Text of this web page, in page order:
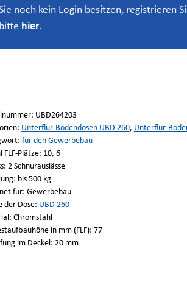
noch kein Login besitzen, registrieren
bitte hier.
UBD264203
Unterflur-Bodendosen UBD 260, Unterflur-
für den Gewerbebau
FLF-Plätze: 10, 6
2 Schnurauslässe
bis 500 kg
für: Gewerbebau
der Dose: UBD 260
Chromstahl
in mm (FLF): 77
im Deckel: 20 mm